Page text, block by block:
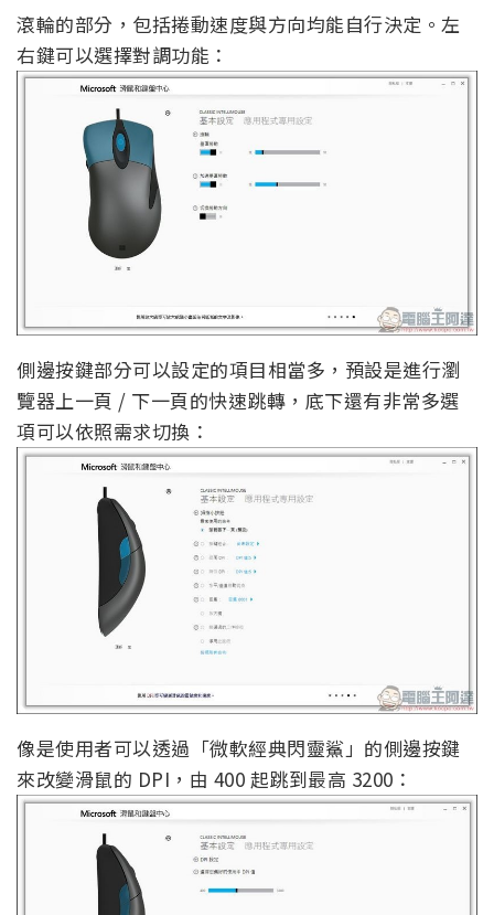
滾輪的部分，包括捲動速度與方向均能自行決定。左
右鍵可以選擇對調功能：
側邊按鍵部分可以設定的項目相當多，預設是進行瀏
覽器上一頁 / 下一頁的快速跳轉，底下還有非常多選
項可以依照需求切換：
像是使用者可以透過「微軟經典閃靈鯊」的側邊按鍵
來改變滑鼠的 DPI，由 400 起跳到最高 3200：